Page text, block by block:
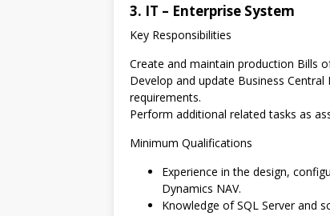
3. IT – Enterprise System
Key Responsibilities
Create and maintain production Bills
Develop and update Business
requirements.
Perform additional related tasks as
Minimum Qualifications
Experience in the design,
Dynamics NAV.
Knowledge of SQL Server and